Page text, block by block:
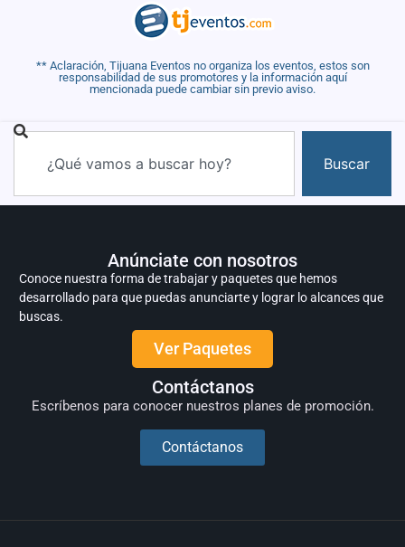
** Aclaración, Tijuana Eventos no organiza los eventos, estos son
responsabilidad de sus promotores y la información aquí
mencionada puede cambiar sin previo aviso.
Buscar
Anúnciate con nosotros
Conoce nuestra forma de trabajar y paquetes que hemos
desarrollado para que puedas anunciarte y lograr lo alcances que
buscas.
Ver Paquetes
Contáctanos
Escríbenos para conocer nuestros planes de promoción.
Contáctanos